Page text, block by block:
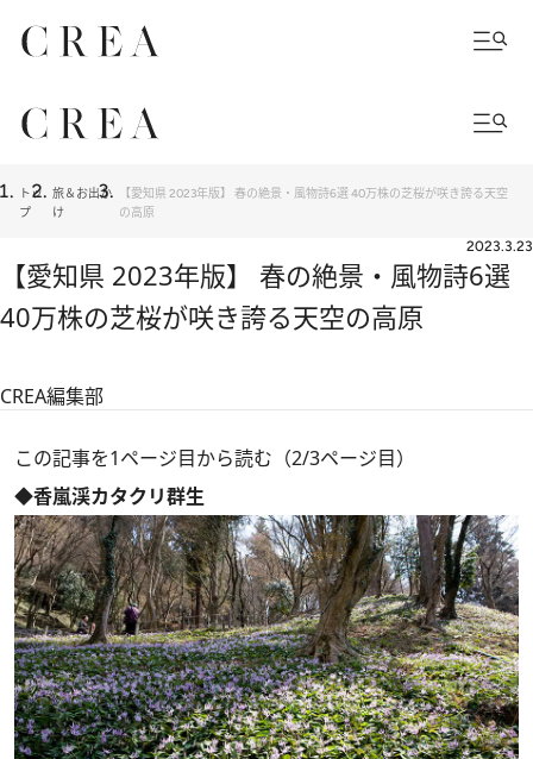
トッ
プ
旅＆お出か
け
【愛知県 2023年版】 春の絶景・風物詩6選 40万株の芝桜が咲き誇る天空
の高原
2023.3.23
【愛知県 2023年版】 春の絶景・風物詩6選
40万株の芝桜が咲き誇る天空の高原
CREA編集部
この記事を1ページ目から読む（2/3ページ目）
◆香嵐渓カタクリ群生